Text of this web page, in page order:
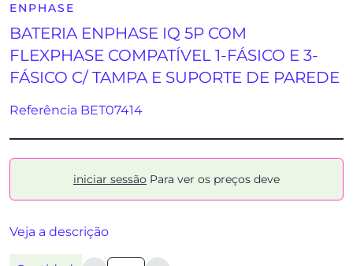
ENPHASE
BATERIA ENPHASE IQ 5P COM
FLEXPHASE COMPATÍVEL 1-FÁSICO E 3-
FÁSICO C/ TAMPA E SUPORTE DE PAREDE
Referência BET07414
iniciar sessão Para ver os preços deve
Veja a descrição